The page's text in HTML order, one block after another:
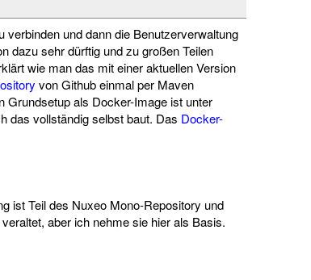
verbinden und dann die Benutzerverwaltung
dazu sehr dürftig und zu großen Teilen
wie man das mit einer aktuellen Version
von Github einmal per Maven
Grundsetup als Docker-Image ist unter
das vollständig selbst baut. Das Docker-
ist Teil des Nuxeo Mono-Repository und
aber ich nehme sie hier als Basis.